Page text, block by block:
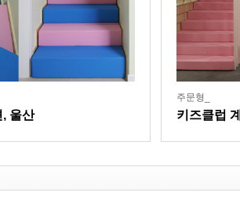
, 울산
주문형_
키즈클럽